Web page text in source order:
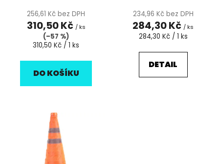
256,61 Kč bez DPH
310,50 Kč / ks
(–57 %)
Měrná
310,50 Kč / 1 ks
DO KOŠÍKU
234,96 Kč bez DPH
284,30 Kč / ks
Měrná
284,30 Kč / 1 ks
DETAIL